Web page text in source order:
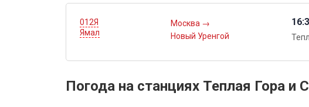
012Я
Ямал
Москва →
Новый Уренгой
Погода на станциях Теплая Гора и